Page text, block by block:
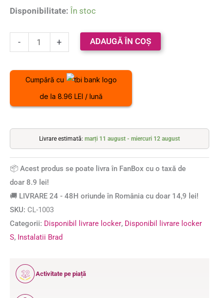
singure
Disponibilitate: În stoc
- + ADAUGĂ ÎN COȘ
Cumpără cu
de la 8.96 LEI / lună
Livrare estimată: marți 11 august - miercuri 12 august
📦 Acest produs se poate livra în FanBox cu o taxă de
doar 8.9 lei!
🚚 LIVRARE 24 - 48H oriunde în România cu doar 14,9 lei!
SKU: CL-1003
Categorii: Disponibil livrare locker, Disponibil livrare locker
S, Instalatii Brad
12
ANI
Activitate pe piață